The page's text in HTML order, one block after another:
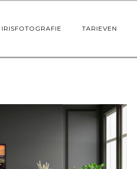
IRISFOTOGRAFIE TARIEVEN